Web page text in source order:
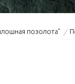
позолота" /